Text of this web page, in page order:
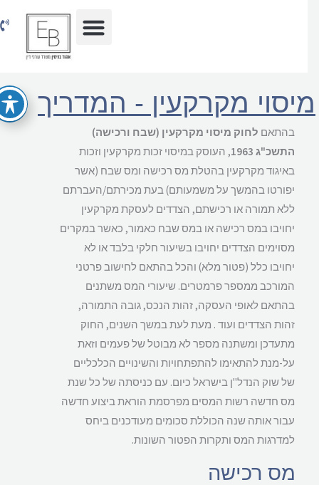
מקרקעין - המדריך
בהתאםלחוק מיסוי מקרקעין (שבח ורכישה)
התשכ"ג 1963
, העוסק במיסוי זכות מקרקעין וזכות
באיגוד מקרקעין בהטלת מס רכישה ומס שבח (אשר
יפורטו בהמשך על משמעותם) בעת מכירתם/העברתם
ללא תמורה או רכישתם, הצדדים לעסקת מקרקעין
יחויבו במס רכישה או במס שבח כאמור, כאשר במקרים
מסוימים הצדדים יחויבו בשיעור חלקי בלבד או לא
יחויבו כלל (פטור מלא) והכל בהתאם לחישוב פרטני
המורכב ממספר פרמטרים. שיעורי המס משתנים
בהתאם לאופי העסקה, זהות הנכס, גובה התמורה,
זהות הצדדים ועוד . מעת לעת במשך השנים, החוק
מתעדכן ומשתנה מספר לא מבוטל של פעמים וזאת
על-מנת להתאימו להתפתחויות והשינויים הכלכליים
של שוק הנדל"ן בישראל כיום. עם כניסתה של כל שנת
מס חדשה רשות המסים מפרסמת הוראת ביצוע חדשה
עבור אותה שנה הכוללת סכומים מעודכנים ביחס
למדרגות המס ותקרות הפטור השונות.
מס רכישה